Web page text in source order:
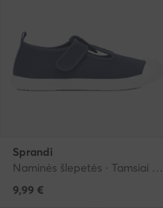
Sprandi
Naminės šlepetės · Tamsiai mėlyna
9,99 €